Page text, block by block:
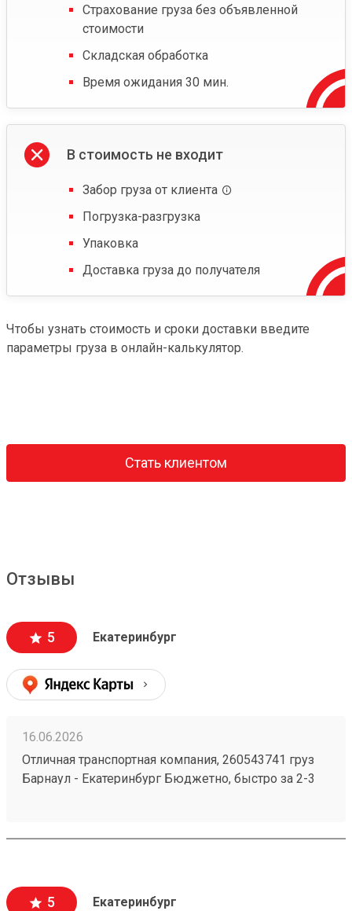
Страхование груза без объявленной
стоимости
Складская обработка
Время ожидания 30 мин.
В стоимость не входит
Забор груза от клиента
Погрузка-разгрузка
Упаковка
Доставка груза до получателя
Чтобы узнать стоимость и сроки доставки введите
параметры груза в онлайн-калькулятор.
Стать клиентом
Отзывы
5 Екатеринбург
16.06.2026
Отличная транспортная компания, 260543741 груз
Барнаул - Екатеринбург Бюджетно, быстро за 2-3
плохого и неприятного момента не могу вспомнить.
5 Екатеринбург